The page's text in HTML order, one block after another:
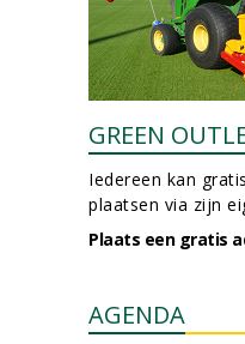
GREEN
Iedereen kan
plaatsen via zijn
Plaats een gratis
AGENDA